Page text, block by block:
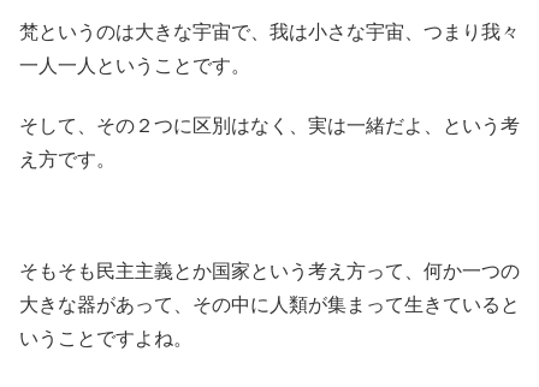
梵というのは大きな宇宙で、我は小さな宇宙、つまり我々
一人一人ということです。
そして、その２つに区別はなく、実は一緒だよ、という考
え方です。
そもそも民主主義とか国家という考え方って、何か一つの
大きな器があって、その中に人類が集まって生きていると
いうことですよね。